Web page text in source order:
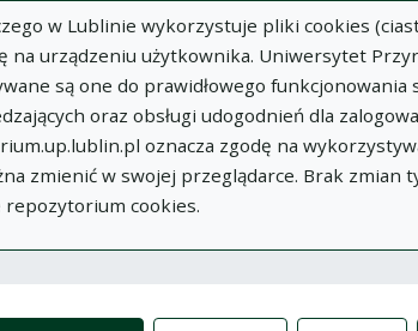
w Lublinie wykorzystuje pliki cookies
urządzeniu użytkownika. Uniwersytet
są one do prawidłowego funkcjonowania
oraz obsługi udogodnień dla
oznacza zgodę na
zmienić w swojej przeglądarce. Brak zmian
repozytorium cookies.
Dodaj
publikację
O
Repozytorium